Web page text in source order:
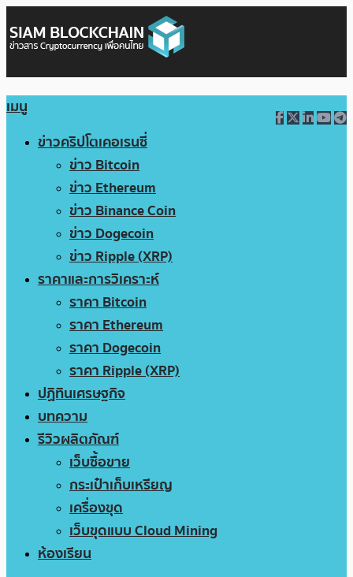
เมนู
ข่าวคริปโตเคอเรนซี่
ข่าว Bitcoin
ข่าว Ethereum
ข่าว Binance Coin
ข่าว Dogecoin
ข่าว Ripple (XRP)
ราคาและการวิเคราะห์
ราคา Bitcoin
ราคา Ethereum
ราคา Dogecoin
ราคา Ripple (XRP)
ปฏิทินเศรษฐกิจ
บทความ
รีวิวผลิตภัณฑ์
เว็บซื้อขาย
กระเป๋าเก็บเหรียญ
เครื่องขุด
เว็บขุดแบบ Cloud Mining
ห้องเรียน